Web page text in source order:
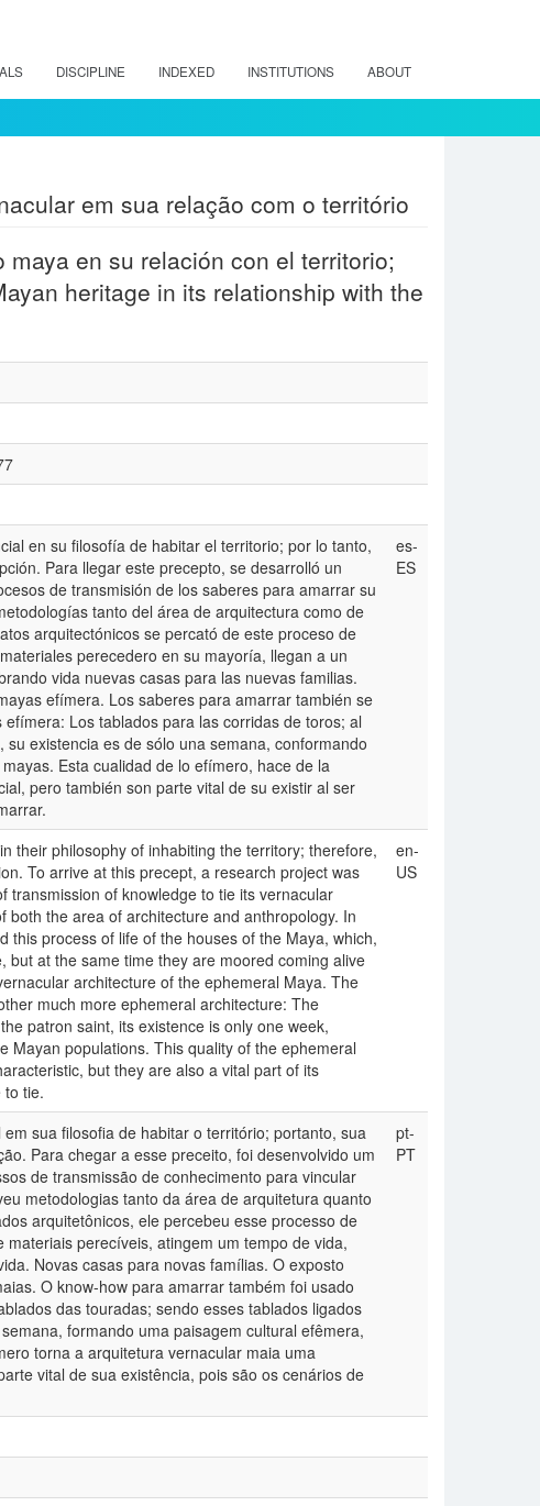
DISCIPLINE INDEXED INSTITUTIONS ABOUT
em sua relação com o território
en su relación con el territorio;
heritage in its relationship with the
en su filosofía de habitar el territorio; por lo tanto,
Para llegar este precepto, se desarrolló un
de transmisión de los saberes para amarrar su
tanto del área de arquitectura como de
arquitectónicos se percató de este proceso de
perecedero en su mayoría, llegan a un
vida nuevas casas para las nuevas familias.
efímera. Los saberes para amarrar también se
Los tablados para las corridas de toros; al
existencia es de sólo una semana, conformando
Esta cualidad de lo efímero, hace de la
pero también son parte vital de su existir al ser
es-
ES
their philosophy of inhabiting the territory; therefore,
To arrive at this precept, a research project was
of knowledge to tie its vernacular
the area of ​​architecture and anthropology. In
process of life of the houses of the Maya, which,
at the same time they are moored coming alive
architecture of the ephemeral Maya. The
much more ephemeral architecture: The
patron saint, its existence is only one week,
Mayan populations. This quality of the ephemeral
but they are also a vital part of its
to tie.
en-
US
sua filosofia de habitar o território; portanto, sua
Para chegar a esse preceito, foi desenvolvido um
de transmissão de conhecimento para vincular
metodologias tanto da área de arquitetura quanto
arquitetônicos, ele percebeu esse processo de
perecíveis, atingem um tempo de vida,
Novas casas para novas famílias. O exposto
O know-how para amarrar também foi usado
das touradas; sendo esses tablados ligados
formando uma paisagem cultural efêmera,
torna a arquitetura vernacular maia uma
vital de sua existência, pois são os cenários de
pt-
PT